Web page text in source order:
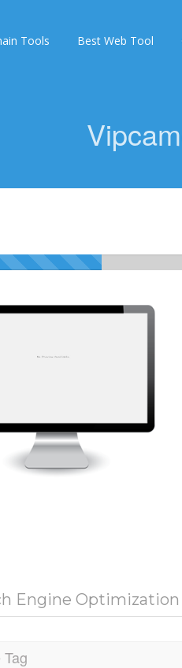
Tools Best Web Tool
Engine Optimization